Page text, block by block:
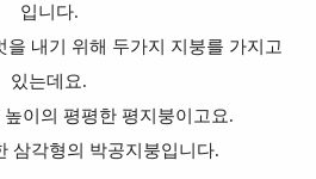
입니다.
을 내기 위해 두가지 지붕를 가지고
있는데요.
이의 평평한 평지붕이고요.
삼각형의 박공지붕입니다.